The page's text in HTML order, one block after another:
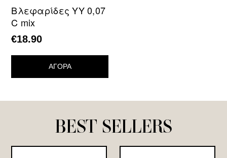
Βλεφαρίδες YY 0,07
C mix
€18.90
ΑΓΟΡΑ
BEST SELLERS